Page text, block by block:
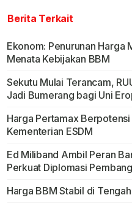
Berita Terkait
Ekonom: Penurunan Harga
Menata Kebijakan BBM
Sekutu Mulai Terancam,
Jadi Bumerang bagi Uni
Harga Pertamax
Kementerian ESDM
Ed Miliband Ambil Peran
Perkuat Diplomasi
Harga BBM Stabil di